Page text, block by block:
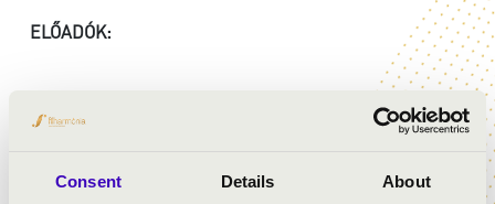
Consent Details About
ELŐADÓK:
Rossini: Tell Vilmos nyitány - részlet